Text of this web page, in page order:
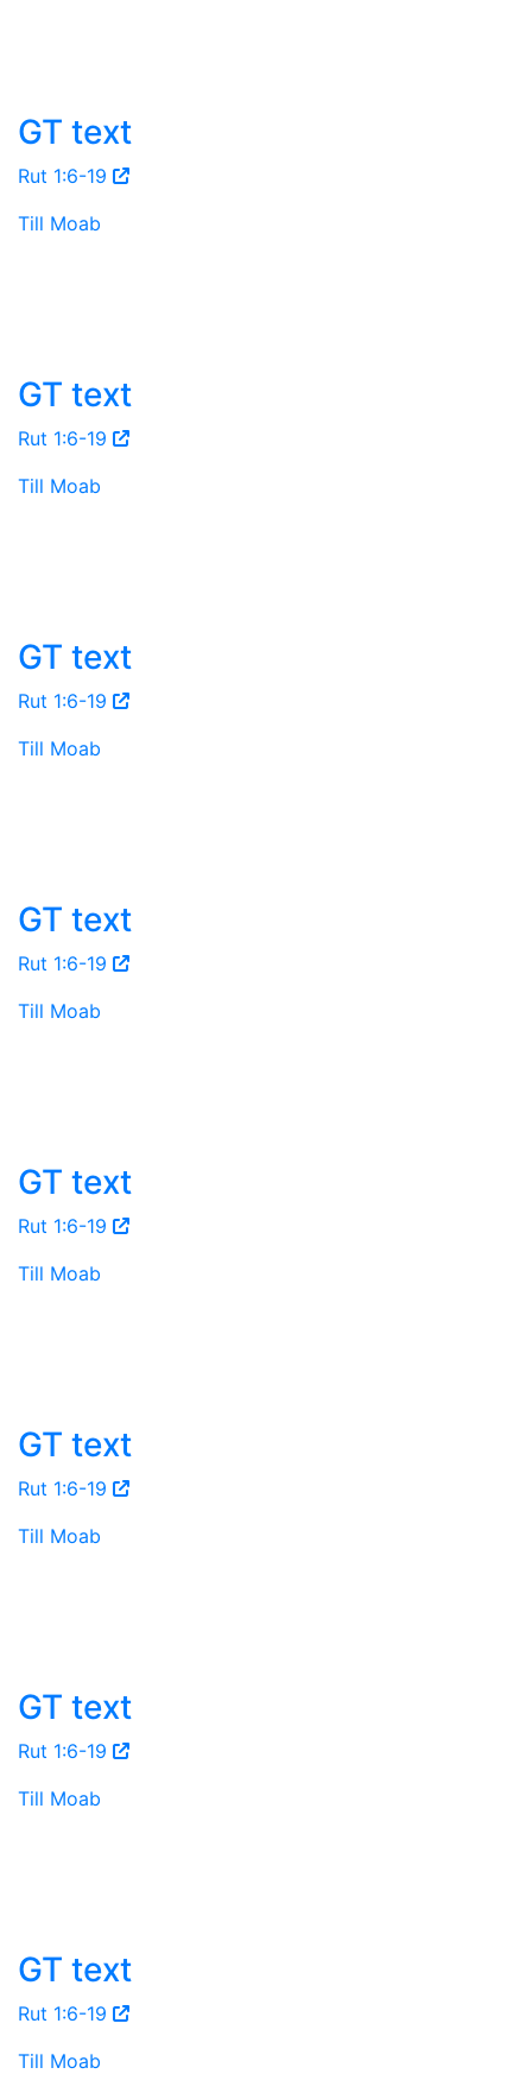
GT text
Rut 1:6-19
Till Moab
GT text
Rut 1:6-19
Till Moab
GT text
Rut 1:6-19
Till Moab
GT text
Rut 1:6-19
Till Moab
GT text
Rut 1:6-19
Till Moab
GT text
Rut 1:6-19
Till Moab
GT text
Rut 1:6-19
Till Moab
GT text
Rut 1:6-19
Till Moab